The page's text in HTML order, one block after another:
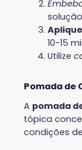
Aplique
10-15
Utilize
Pomada de
A pomada
tópica
condições